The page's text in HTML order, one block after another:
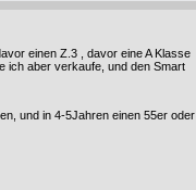
einen Z.3 , davor eine A Klasse
ich aber verkaufe, und den Smart
und in 4-5Jahren einen 55er oder